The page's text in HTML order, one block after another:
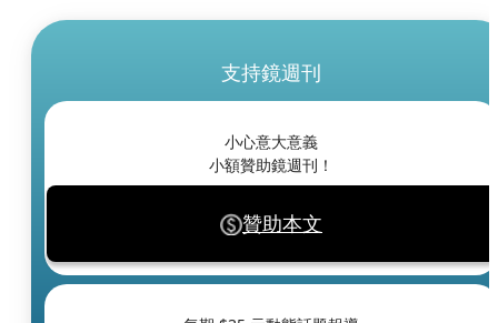
支持鏡週刊
小心意大意義
小額贊助鏡週刊！
贊助本文